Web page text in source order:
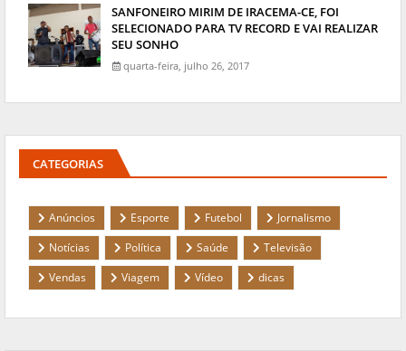
SANFONEIRO MIRIM DE IRACEMA-CE, FOI
SELECIONADO PARA TV RECORD E VAI REALIZAR
SEU SONHO
quarta-feira, julho 26, 2017
CATEGORIAS
Anúncios Esporte Futebol
Jornalismo
Notícias
Política Saúde
Televisão
Vendas
Viagem Vídeo dicas